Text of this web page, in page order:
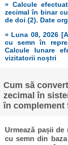
» Calcule
zecimal în binar
de doi (2). Date
» Luna 08, 2026
cu semn în
Calcule lunare
vizitatorii noștri
Cum să
zecimal în
în complement
Urmează pașii
cu semn din